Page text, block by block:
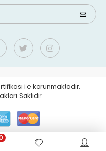
ile korunmaktadır.
Saklıdır
0